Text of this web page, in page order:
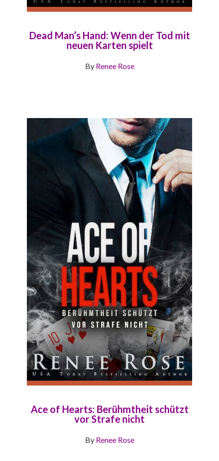
Dead Man’s Hand: Wenn der Tod mit
neuen Karten spielt
By Renee Rose
Ace of Hearts: Berühmtheit schützt
vor Strafe nicht
By Renee Rose